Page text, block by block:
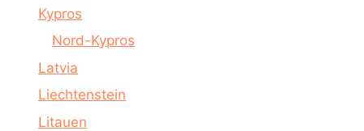
Kypros
Nord-Kypros
Latvia
Liechtenstein
Litauen